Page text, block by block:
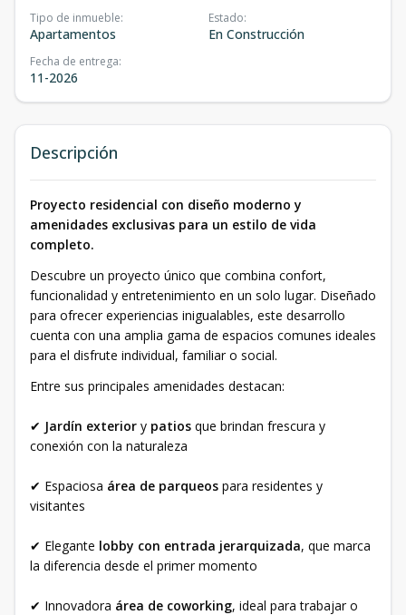
Tipo de inmueble:
Apartamentos
Estado:
En Construcción
Fecha de entrega:
11-2026
Descripción
Proyecto residencial con diseño moderno y
amenidades exclusivas para un estilo de vida
completo.
Descubre un proyecto único que combina confort,
funcionalidad y entretenimiento en un solo lugar. Diseñado
para ofrecer experiencias inigualables, este desarrollo
cuenta con una amplia gama de espacios comunes ideales
para el disfrute individual, familiar o social.
Entre sus principales amenidades destacan:
✔ Jardín exterior y patios que brindan frescura y
conexión con la naturaleza
✔ Espaciosa área de parqueos para residentes y
visitantes
✔ Elegante lobby con entrada jerarquizada, que marca
la diferencia desde el primer momento
✔ Innovadora área de coworking, ideal para trabajar o